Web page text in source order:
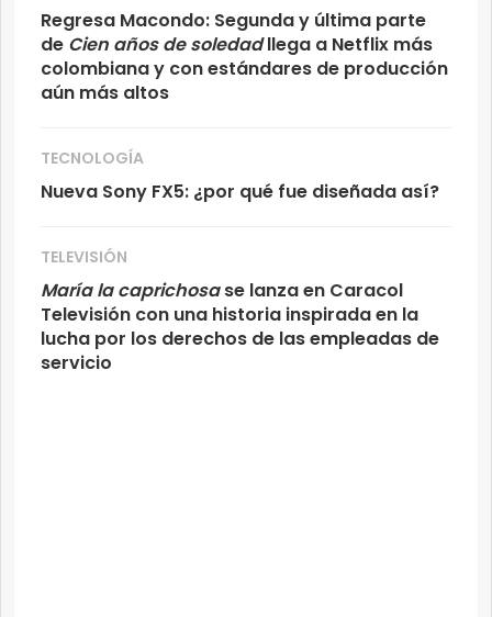
Regresa Macondo: Segunda y última parte
de Cien años de soledadllega a Netflix más
colombiana y con estándares de producción
aún más altos
TECNOLOGÍA
Nueva Sony FX5: ¿por qué fue diseñada así?
TELEVISIÓN
María la caprichosase lanza en Caracol
Televisión con una historia inspirada en la
lucha por los derechos de las empleadas de
servicio